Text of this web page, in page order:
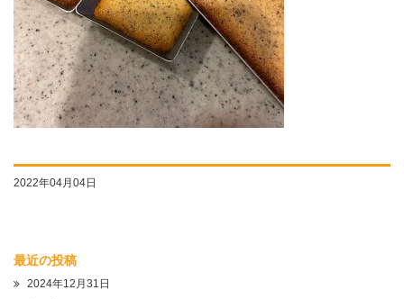
2022年04月04日
最近の投稿
2024年12月31日